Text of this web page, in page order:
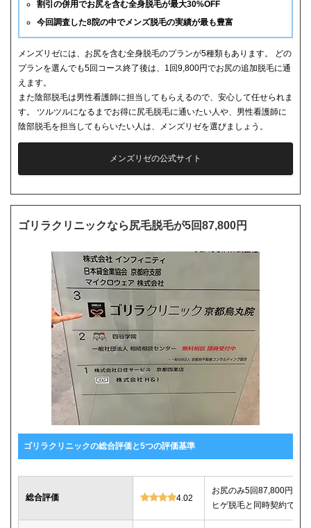
割引の併用でお尻を含む全身脱毛が最大30%OFF
今回調査した8院の中でメンズ脱毛の実績が最も豊富
メンズリゼには、お尻を含む全身脱毛のプランが5種類もあります。 どの
プランを選んでも5回コース終了後は、1回9,800円でお尻の追加脱毛に通
えます。
また陰部脱毛は男性看護師に担当してもらえるので、安心して任せられま
す。 ツルツルになるまでお得に尻毛脱毛に通いたい人や、男性看護師に
陰部脱毛を担当してもらいたい人は、メンズリゼを選びましょう。
メンズリゼの公式サイト
ゴリラクリニックなら尻毛脱毛が5回87,800円
ゴリラクリニックの総合評価と5つの評価基準
総合評価 4.02
お尻のみ5回87,800円、
ヒゲ脱毛と同時契約で